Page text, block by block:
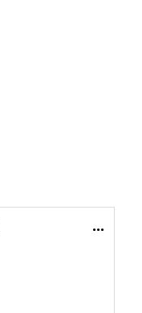
...